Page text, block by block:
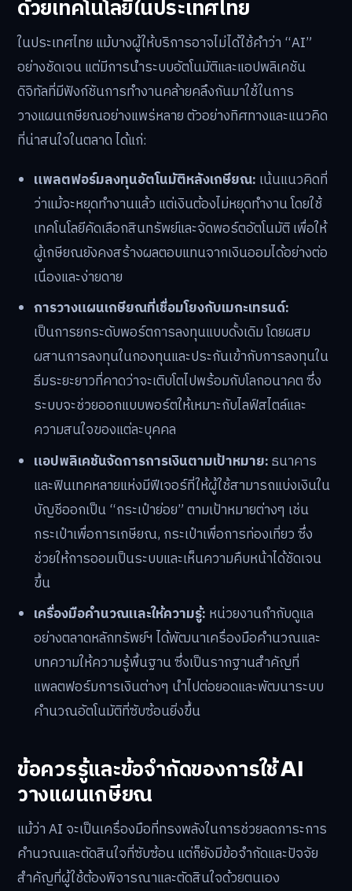
ด้วยเทคโนโลยีในประเทศไทย
ในประเทศไทย แม้บางผู้ให้บริการอาจไม่ได้ใช้คำว่า “AI”
อย่างชัดเจน แต่มีการนำระบบอัตโนมัติและแอปพลิเคชัน
ดิจิทัลที่มีฟังก์ชันการทำงานคล้ายคลึงกันมาใช้ในการ
วางแผนเกษียณอย่างแพร่หลาย ตัวอย่างทิศทางและแนวคิด
ที่น่าสนใจในตลาด ได้แก่:
แพลตฟอร์มลงทุนอัตโนมัติหลังเกษียณ: เน้นแนวคิดที่
ว่าแม้จะหยุดทำงานแล้ว แต่เงินต้องไม่หยุดทำงาน โดยใช้
เทคโนโลยีคัดเลือกสินทรัพย์และจัดพอร์ตอัตโนมัติ เพื่อให้
ผู้เกษียณยังคงสร้างผลตอบแทนจากเงินออมได้อย่างต่อ
เนื่องและง่ายดาย
การวางแผนเกษียณที่เชื่อมโยงกับเมกะเทรนด์:
เป็นการยกระดับพอร์ตการลงทุนแบบดั้งเดิม โดยผสม
ผสานการลงทุนในกองทุนและประกันเข้ากับการลงทุนใน
ธีมระยะยาวที่คาดว่าจะเติบโตไปพร้อมกับโลกอนาคต ซึ่ง
ระบบจะช่วยออกแบบพอร์ตให้เหมาะกับไลฟ์สไตล์และ
ความสนใจของแต่ละบุคคล
แอปพลิเคชันจัดการการเงินตามเป้าหมาย:ธนาคาร
และฟินเทคหลายแห่งมีฟีเจอร์ที่ให้ผู้ใช้สามารถแบ่งเงินใน
บัญชีออกเป็น “กระเป๋าย่อย” ตามเป้าหมายต่างๆ เช่น
กระเป๋าเพื่อการเกษียณ, กระเป๋าเพื่อการท่องเที่ยว ซึ่ง
ช่วยให้การออมเป็นระบบและเห็นความคืบหน้าได้ชัดเจน
ขึ้น
เครื่องมือคำนวณและให้ความรู้: หน่วยงานกำกับดูแล
อย่างตลาดหลักทรัพย์ฯ ได้พัฒนาเครื่องมือคำนวณและ
บทความให้ความรู้พื้นฐาน ซึ่งเป็นรากฐานสำคัญที่
แพลตฟอร์มการเงินต่างๆ นำไปต่อยอดและพัฒนาระบบ
คำนวณอัตโนมัติที่ซับซ้อนยิ่งขึ้น
ข้อควรรู้และข้อจำกัดของการใช้ AI
วางแผนเกษียณ
แม้ว่า AI จะเป็นเครื่องมือที่ทรงพลังในการช่วยลดภาระการ
คำนวณและตัดสินใจที่ซับซ้อน แต่ก็ยังมีข้อจำกัดและปัจจัย
สำคัญที่ผู้ใช้ต้องพิจารณาและตัดสินใจด้วยตนเอง